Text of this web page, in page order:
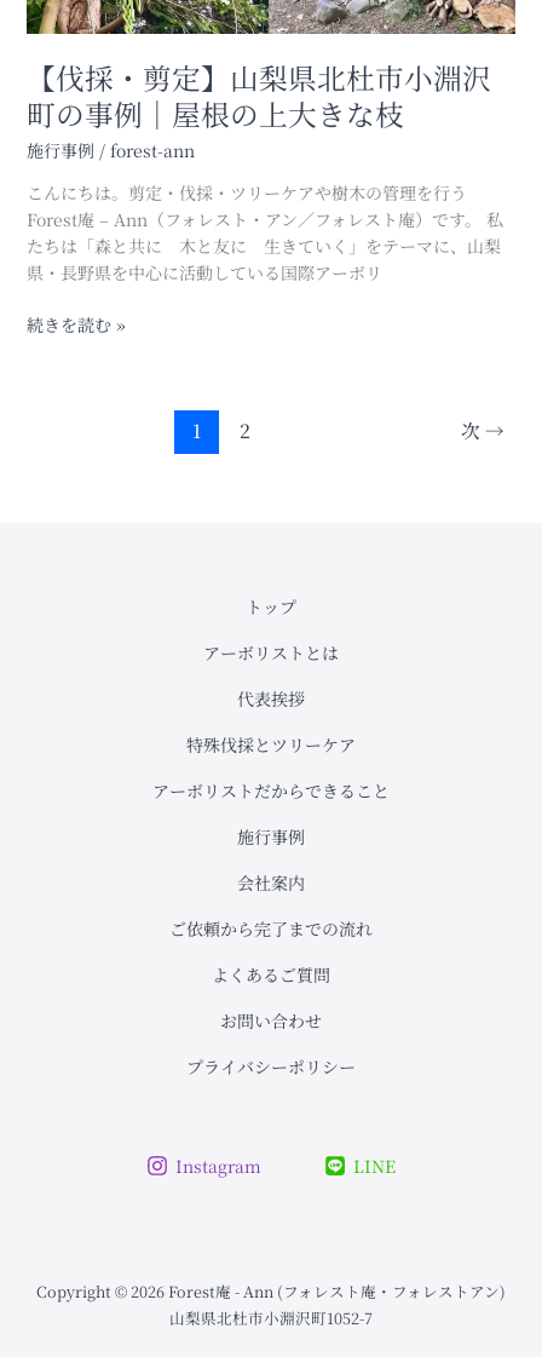
【伐採・剪定】山梨県北杜市小淵沢
町の事例｜屋根の上大きな枝
施行事例 / forest-ann
こんにちは。剪定・伐採・ツリーケアや樹木の管理を行う
Forest庵 – Ann（フォレスト・アン／フォレスト庵）です。 私
たちは「森と共に 木と友に 生きていく」をテーマに、山梨
県・長野県を中心に活動している国際アーボリ
市
小
町
の
例
｜
屋
根
上
続きを読む »
1 2 次→
トップ
アーボリストとは
代表挨拶
特殊伐採とツリーケア
アーボリストだからできること
施行事例
会社案内
ご依頼から完了までの流れ
よくあるご質問
お問い合わせ
プライバシーポリシー
Instagram LINE
Copyright © 2026 Forest庵 - Ann (フォレスト庵・フォレストアン)
山梨県北杜市小淵沢町1052-7